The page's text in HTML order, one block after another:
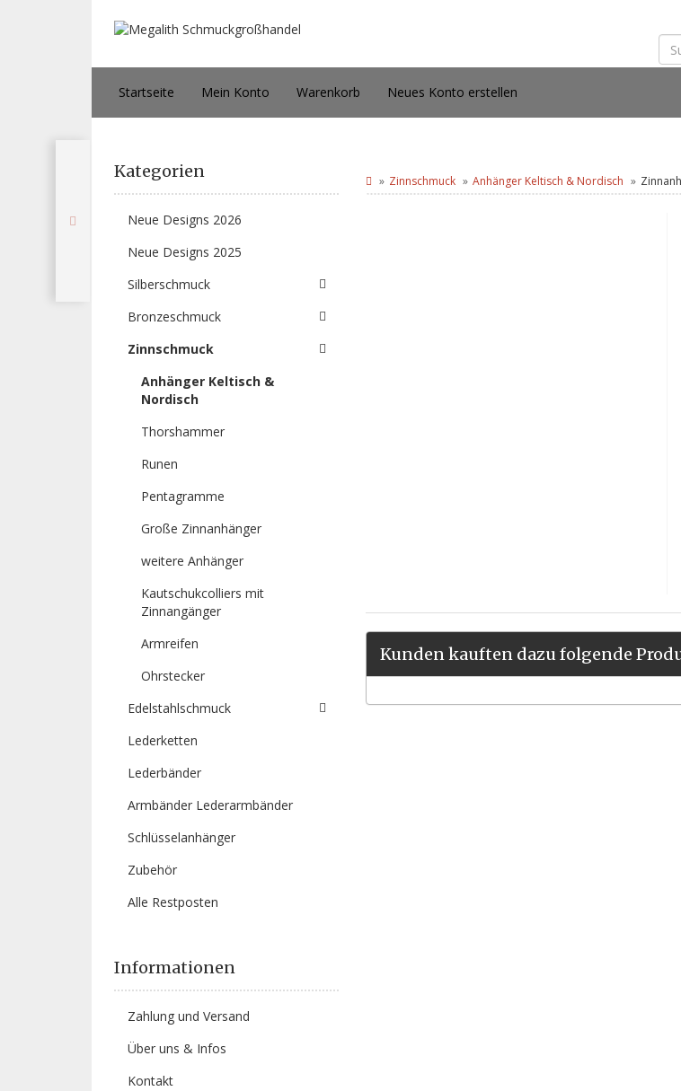
Startseite Mein Konto Warenkorb Neues Konto erstellen
Zinnschmuck Anhänger Keltisch & Nordisch
Kunden kauften dazu folgende
Kategorien
Neue Designs 2026
Neue Designs 2025
Silberschmuck
Bronzeschmuck
Zinnschmuck
Anhänger Keltisch &
Nordisch
Thorshammer
Runen
Pentagramme
Große Zinnanhänger
weitere Anhänger
Kautschukcolliers mit
Zinnangänger
Armreifen
Ohrstecker
Edelstahlschmuck
Lederketten
Lederbänder
Armbänder Lederarmbänder
Schlüsselanhänger
Zubehör
Alle Restposten
Informationen
Zahlung und Versand
Über uns & Infos
Kontakt